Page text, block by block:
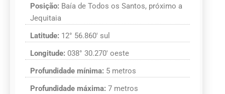
Posição: Baía de Todos os Santos, próximo a
Jequitaia
Latitude: 12° 56.860′ sul
Longitude: 038° 30.270′ oeste
Profundidade mínima: 5 metros
Profundidade máxima: 7 metros